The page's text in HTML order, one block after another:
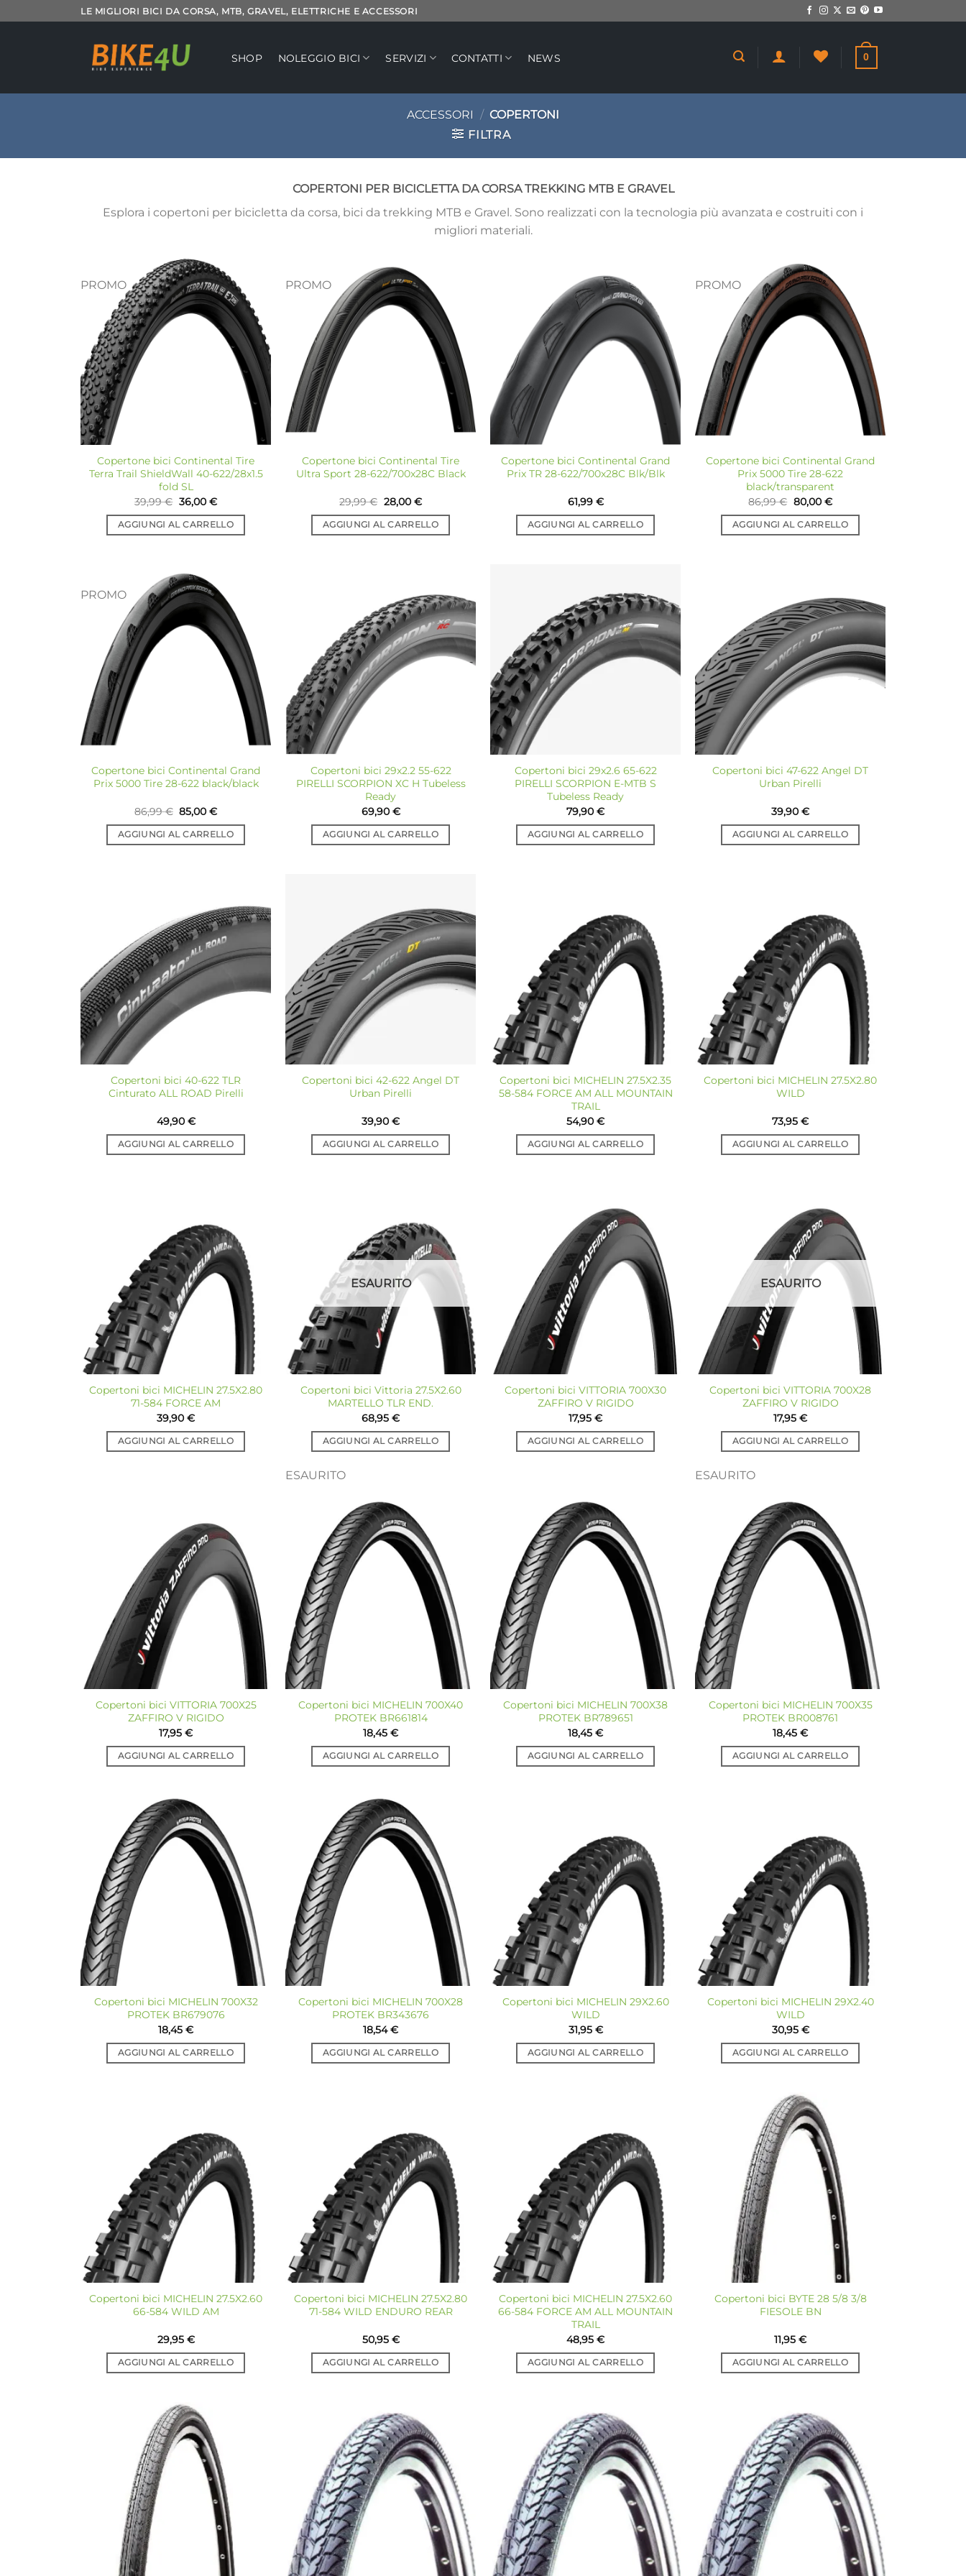
ai
LE MIGLIORI BICI DA CORSA, MTB, GRAVEL, ELETTRICHE E ACCESSORI
SHOP NOLEGGIO BICI SERVIZI CONTATTI NEWS 0
ACCESSORI / COPERTONI
FILTRA
COPERTONI PER BICICLETTA DA CORSA TREKKING MTB E GRAVEL
Esplora i copertoni per bicicletta da corsa, bici da trekking MTB e Gravel. Sono realizzati con la tecnologia più avanzata e costruiti con i
migliori materiali.
PROMO
Aggiungi
alla lista
dei
desideri
Copertone bici Continental Tire
Terra Trail ShieldWall 40-622/28x1.5
fold SL
39,99€ Il
prezzo
originale
era:
36,00€Il
attuale
è:
AGGIUNGI AL CARRELLO
PROMO
Aggiungi
alla lista
dei
desideri
Copertone bici Continental Tire
Ultra Sport 28-622/700x28C Black
29,99€ Il
prezzo
originale
era:
28,00€Il
attuale
è:
AGGIUNGI AL CARRELLO
Aggiungi
alla lista
dei
desideri
Copertone bici Continental Grand
Prix TR 28-622/700x28C Blk/Blk
61,99 €
AGGIUNGI AL CARRELLO
PROMO
Aggiungi
alla lista
dei
desideri
Copertone bici Continental Grand
Prix 5000 Tire 28-622
black/transparent
86,99€ Il
prezzo
originale
era:
80,00€Il
attuale
è:
AGGIUNGI AL CARRELLO
PROMO
Aggiungi
alla lista
dei
desideri
Copertone bici Continental Grand
Prix 5000 Tire 28-622 black/black
86,99€ Il
prezzo
originale
era:
85,00€Il
attuale
è:
AGGIUNGI AL CARRELLO
Aggiungi
alla lista
dei
desideri
Copertoni bici 29x2.2 55-622
PIRELLI SCORPION XC H Tubeless
Ready
69,90€
AGGIUNGI AL CARRELLO
Aggiungi
alla lista
dei
desideri
Copertoni bici 29x2.6 65-622
PIRELLI SCORPION E-MTB S
Tubeless Ready
79,90€
AGGIUNGI AL CARRELLO
Aggiungi
alla lista
desideri
Copertoni bici 47-622 Angel DT
Urban Pirelli
39,90€
AGGIUNGI AL CARRELLO
Aggiungi
alla lista
desideri
Copertoni bici 40-622 TLR
Cinturato ALL ROAD Pirelli
49,90€
AGGIUNGI AL CARRELLO
Aggiungi
alla lista
desideri
Copertoni bici 42-622 Angel DT
Urban Pirelli
39,90€
AGGIUNGI AL CARRELLO
alla lista
dei
desideri
Copertoni bici MICHELIN 27.5X2.35
58-584 FORCE AM ALL MOUNTAIN
TRAIL
54,90€
AGGIUNGI AL CARRELLO
alla lista
dei
desideri
Copertoni bici MICHELIN 27.5X2.80
WILD
73,95 €
AGGIUNGI AL CARRELLO
alla lista
dei
desideri
Copertoni bici MICHELIN 27.5X2.80
71-584 FORCE AM
39,90€
AGGIUNGI AL CARRELLO
Aggiungi
alla lista
dei
desideri
ESAURITO
Copertoni bici Vittoria 27.5X2.60
MARTELLO TLR END.
68,95 €
AGGIUNGI AL CARRELLO
ESAURITO
Aggiungi
alla lista
dei
desideri
Copertoni bici VITTORIA 700X30
ZAFFIRO V RIGIDO
17,95 €
AGGIUNGI AL CARRELLO
Aggiungi
alla lista
dei
desideri
ESAURITO
Copertoni bici VITTORIA 700X28
ZAFFIRO V RIGIDO
17,95 €
AGGIUNGI AL CARRELLO
ESAURITO
Aggiungi
alla lista
dei
desideri
Copertoni bici VITTORIA 700X25
ZAFFIRO V RIGIDO
17,95 €
AGGIUNGI AL CARRELLO
Aggiungi
alla lista
dei
desideri
Copertoni bici MICHELIN 700X40
PROTEK BR661814
18,45 €
AGGIUNGI AL CARRELLO
Aggiungi
alla lista
dei
desideri
Copertoni bici MICHELIN 700X38
PROTEK BR789651
18,45 €
AGGIUNGI AL CARRELLO
Aggiungi
alla lista
dei
desideri
Copertoni bici MICHELIN 700X35
PROTEK BR008761
18,45 €
AGGIUNGI AL CARRELLO
Aggiungi
alla lista
dei
desideri
Copertoni bici MICHELIN 700X32
PROTEK BR679076
18,45 €
AGGIUNGI AL CARRELLO
Aggiungi
alla lista
dei
desideri
Copertoni bici MICHELIN 700X28
PROTEK BR343676
18,54€
AGGIUNGI AL CARRELLO
alla lista
dei
desideri
Copertoni bici MICHELIN 29X2.60
WILD
31,95 €
AGGIUNGI AL CARRELLO
alla lista
dei
desideri
Copertoni bici MICHELIN 29X2.40
WILD
30,95 €
AGGIUNGI AL CARRELLO
alla lista
dei
desideri
Copertoni bici MICHELIN 27.5X2.60
66-584 WILD AM
29,95 €
AGGIUNGI AL CARRELLO
alla lista
dei
desideri
Copertoni bici MICHELIN 27.5X2.80
71-584 WILD ENDURO REAR
50,95 €
AGGIUNGI AL CARRELLO
alla lista
dei
desideri
Copertoni bici MICHELIN 27.5X2.60
66-584 FORCE AM ALL MOUNTAIN
TRAIL
48,95 €
AGGIUNGI AL CARRELLO
Copertoni bici BYTE 28 5/8 3/8
FIESOLE BN
11,95 €
AGGIUNGI AL CARRELLO
Aggiungi
alla lista
dei
desideri
Aggiungi
alla lista
dei
desideri
Aggiungi
alla lista
dei
desideri